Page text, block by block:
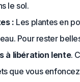
le sol.
: Les plantes en
Pour rester
à libération lente.
que vous